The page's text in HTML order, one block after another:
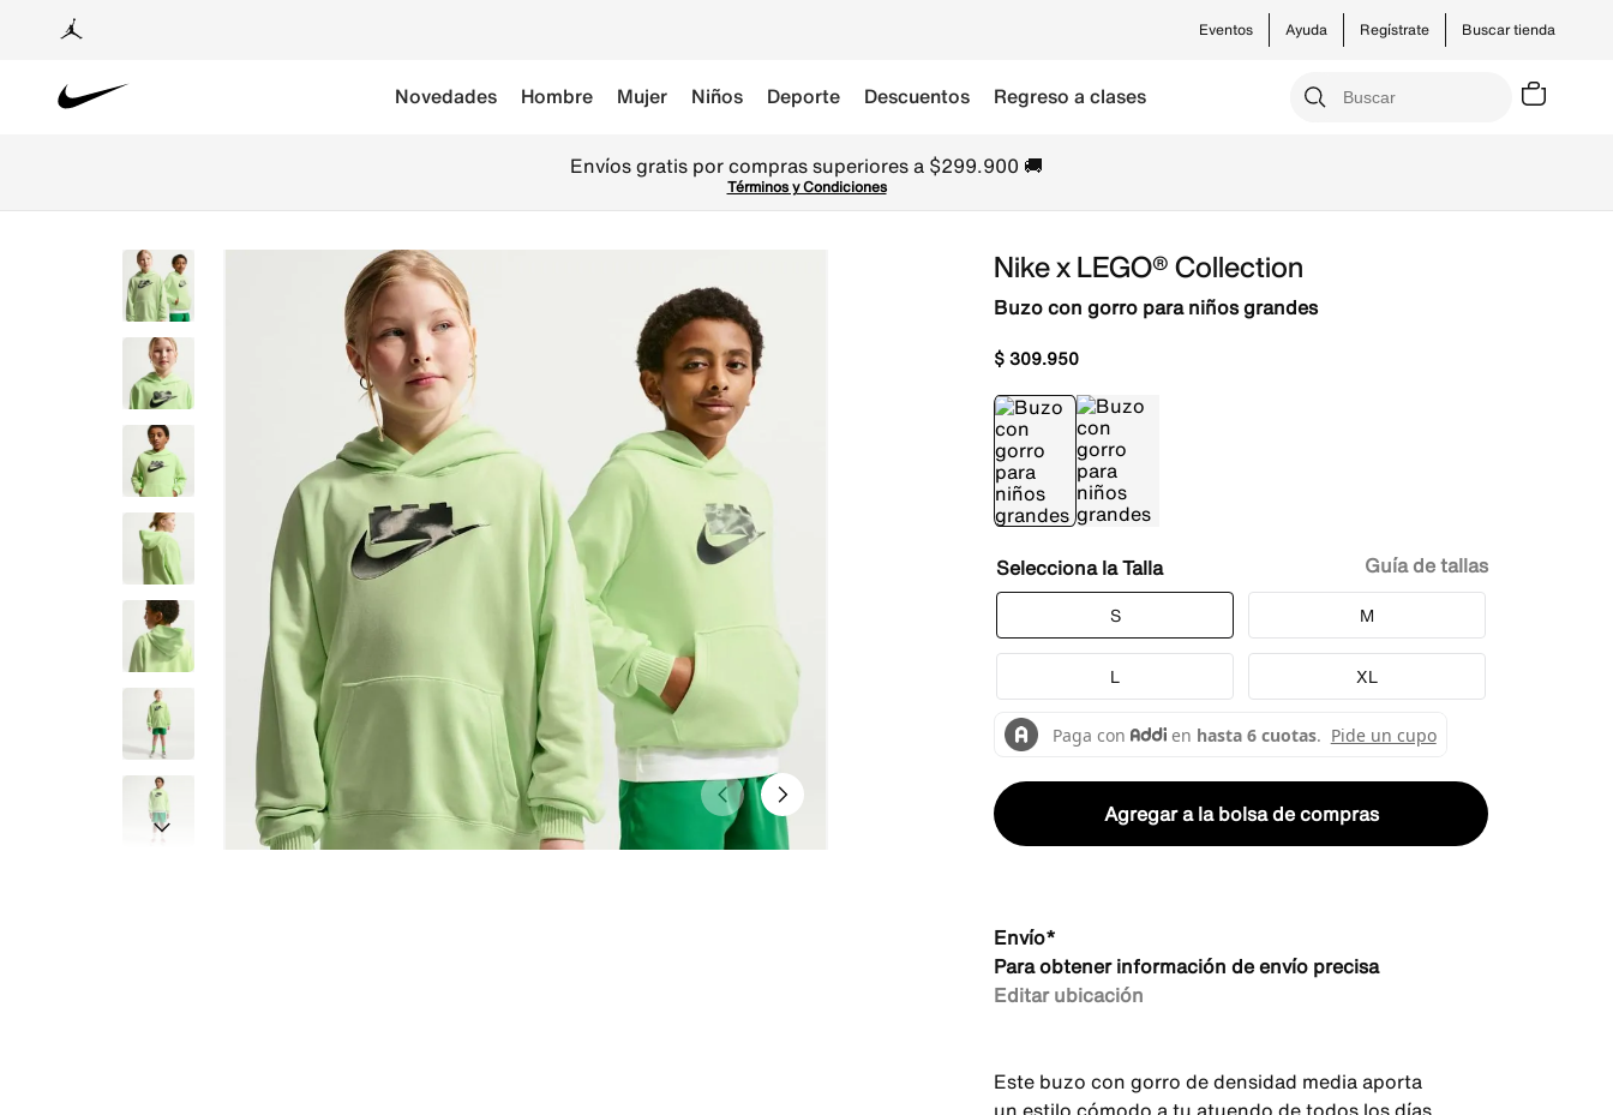
Buscar tienda
Ayuda Regístrate
Eventos
Novedades Hombre Mujer Niños Deporte Descuentos Regreso a clases
Envíos gratis por compras superiores a $299.900 🚚
Términos y Condiciones
Nike x LEGO® Collection
Buzo con gorro para niños grandes
$309.950
Talla
S M
L XL
Guía de tallas
Agregar a la bolsa de compras
Envío*
Para obtener información de envío precisa
Editar ubicación
Este buzo con gorro de densidad media aporta